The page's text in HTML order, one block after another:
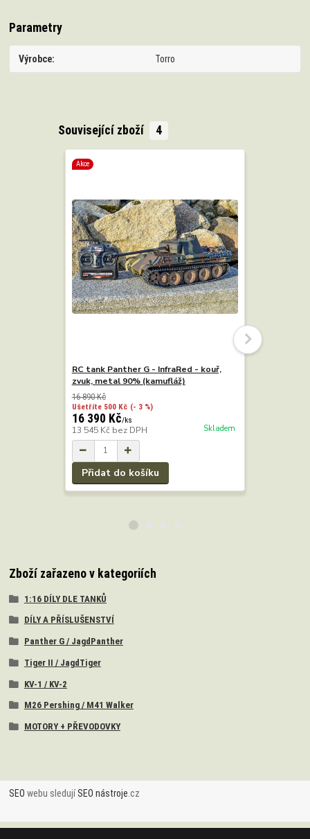
Parametry
Výrobce Torro
Související zboží 4
Akce
RC tank Panther G - InfraRed - kouř,
zvuk, metal 90% (kamufláž)
16 890 Kč
Ušetříte 500 Kč (- 3 %)
16 390 Kč/ks
13 545 Kč bez DPH Skladem
Přidat do košíku
Zboží zařazeno v kategoriích
1:16 DÍLY DLE TANKŮ
DÍLY A PŘÍSLUŠENSTVÍ
Panther G / JagdPanther
Tiger II / JagdTiger
KV-1 / KV-2
M26 Pershing / M41 Walker
MOTORY + PŘEVODOVKY
SEO webu sledujíSEO nástroje.cz